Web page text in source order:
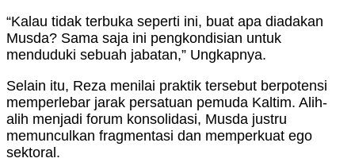
“Kalau tidak terbuka seperti ini, buat apa diadakan
Musda? Sama saja ini pengkondisian untuk
menduduki sebuah jabatan,” Ungkapnya.
Selain itu, Reza menilai praktik tersebut berpotensi
memperlebar jarak persatuan pemuda Kaltim. Alih-
alih menjadi forum konsolidasi, Musda justru
memunculkan fragmentasi dan memperkuat ego
sektoral.